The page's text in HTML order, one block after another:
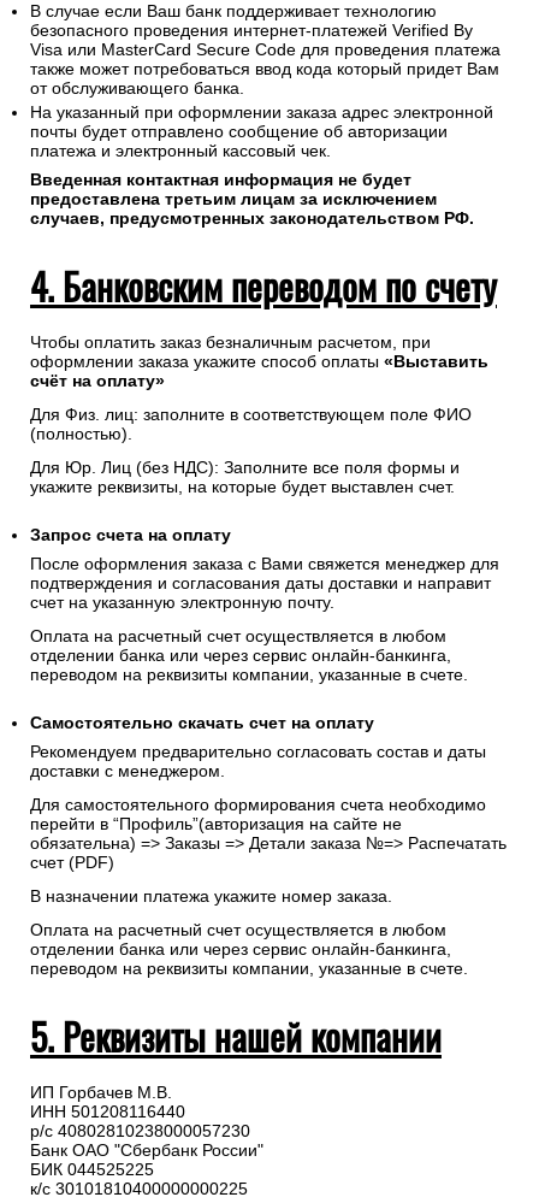
В случае если Ваш банк поддерживает технологию
безопасного проведения интернет-платежей Verified By
Visa или MasterCard Secure Code для проведения платежа
также может потребоваться ввод кода который придет Вам
от обслуживающего банка.
На указанный при оформлении заказа адрес электронной
почты будет отправлено сообщение об авторизации
платежа и электронный кассовый чек.
Введенная контактная информация не будет
предоставлена третьим лицам за исключением
случаев, предусмотренных законодательством РФ.
4. Банковским переводом по счету
Чтобы оплатить заказ безналичным расчетом, при
оформлении заказа укажите способ оплаты «Выставить
счёт на оплату»
Для Физ. лиц: заполните в соответствующем поле ФИО
(полностью).
Для Юр. Лиц (без НДС): Заполните все поля формы и
укажите реквизиты, на которые будет выставлен счет.
Запрос счета на оплату
После оформления заказа с Вами свяжется менеджер для
подтверждения и согласования даты доставки и направит
счет на указанную электронную почту.
Оплата на расчетный счет осуществляется в любом
отделении банка или через сервис онлайн-банкинга,
переводом на реквизиты компании, указанные в счете.
Самостоятельно скачать счет на оплату
Рекомендуем предварительно согласовать состав и даты
доставки с менеджером.
Для самостоятельного формирования счета необходимо
перейти в “Профиль”(авторизация на сайте не
обязательна) => Заказы => Детали заказа №=> Распечатать
счет (PDF)
В назначении платежа укажите номер заказа.
Оплата на расчетный счет осуществляется в любом
отделении банка или через сервис онлайн-банкинга,
переводом на реквизиты компании, указанные в счете.
5. Реквизиты нашей компании
ИП Горбачев М.В.
ИНН 501208116440
р/с 40802810238000057230
Банк ОАО "Сбербанк России"
БИК 044525225
к/с 30101810400000000225